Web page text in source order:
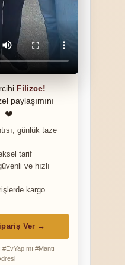
Filizce!
paylaşımını
❤️
günlük taze
tarif
ve hızlı
kargo
Ver →
#Mantı